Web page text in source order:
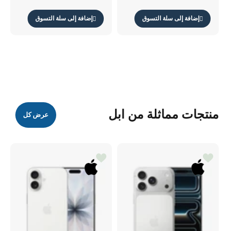
إضافة إلى سلة التسوق إضافة إلى سلة التسوق
منتجات مماثلة من ابل عرض كل